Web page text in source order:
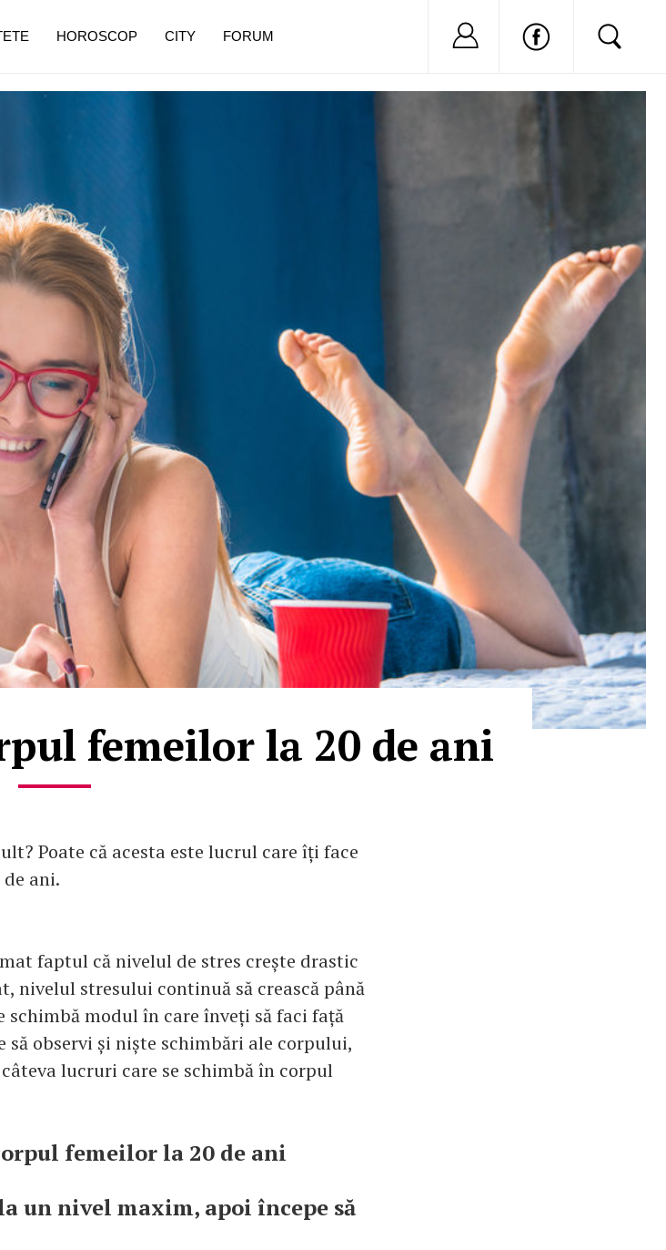
femeilor la 20 de ani
Poate că acesta este lucrul care îți face
ani.
faptul că nivelul de stres crește drastic
nivelul stresului continuă să crească până
schimbă modul în care înveți să faci față
observi și niște schimbări ale corpului,
lucruri care se schimbă în corpul
femeilor la 20 de ani
un nivel maxim, apoi începe să
HOROSCOP CITY FORUM Nu ai cont?
de dureroasă este investigația